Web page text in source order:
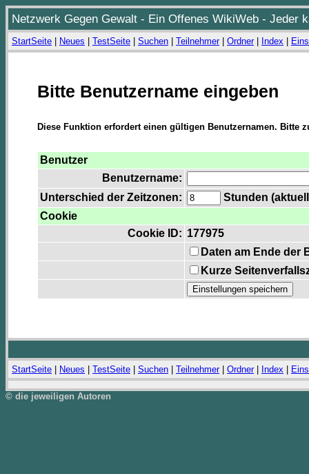
Netzwerk Gegen Gewalt - Ein Offenes WikiWeb - Jeder
StartSeite Neues TestSeite Suchen Teilnehmer| Ordner| Index
Bitte Benutzername eingeben
Diese Funktion erfordert einen gültigen Benutzernamen. Bitte
Benutzer
Benutzername:
Unterschied der Zeitzonen:
Stunden
Cookie
Cookie ID: 177975
Daten am Ende der
Kurze
StartSeite Neues TestSeite Suchen Teilnehmer| Ordner| Index
© die jeweiligen Autoren